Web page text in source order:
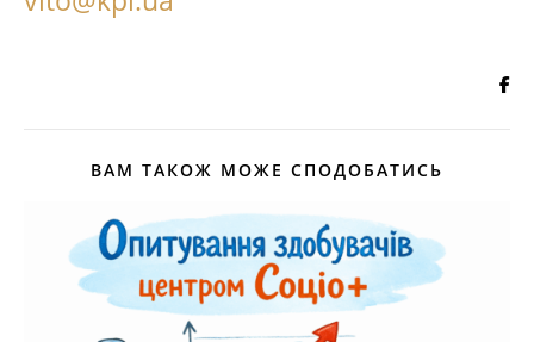
ВАМ ТАКОЖ МОЖЕ СПОДОБАТИСЬ